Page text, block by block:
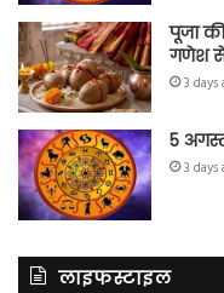
पूजा
गणेश से
3 days
5
3 days
लाइफस्टाइल